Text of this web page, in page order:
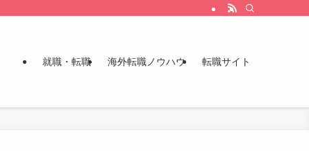
就職・転職 海外転職ノウハウ 転職サイト